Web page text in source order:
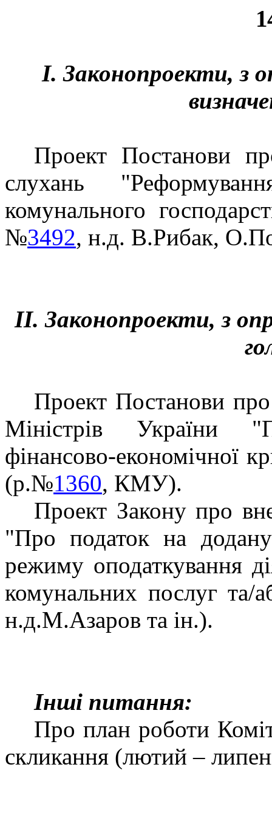
І. Законопроекти, з
Проект Постанови
слухань
комунального
№3492, н.д. В.Рибак,
ІІ. Законопроекти, з
Проект Постанови про
Міністрів України
фінансово-економічної
(р.№1360, КМУ).
Проект Закону про
"Про податок на додану
режиму оподаткування
комунальних послуг та/
н.д.М.Азаров та ін.).
Інші питання:
Про план роботи
скликання (лютий –